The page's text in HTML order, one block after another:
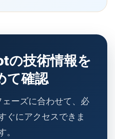
の技術情報を
て確認
ーズに合わせて、必
ぐにアクセスできま
。